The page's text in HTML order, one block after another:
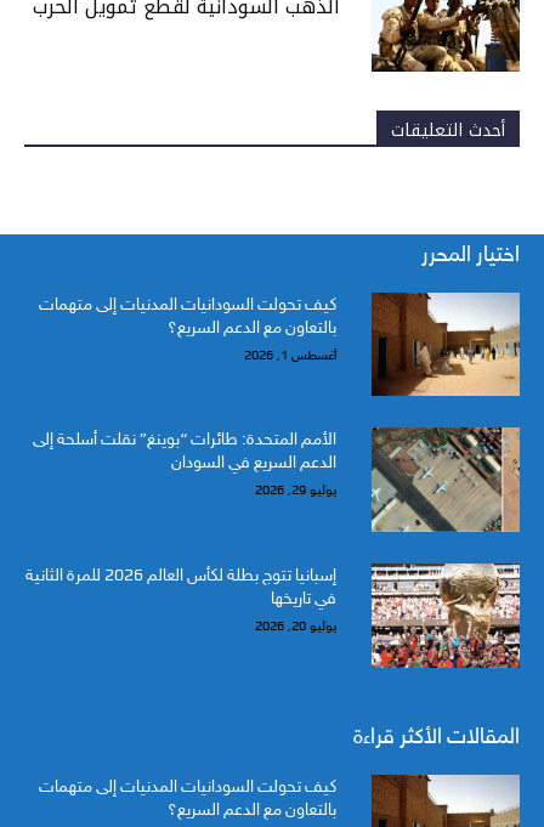
أحدث التعليقات
اختيار المحرر
كيف تحولت السودانيات المدنيات إلى متهمات
بالتعاون مع الدعم السريع؟
أغسطس 1, 2026
الأمم المتحدة: طائرات “بوينغ” نقلت أسلحة إلى
الدعم السريع في السودان
يوليو 29, 2026
إسبانيا تتوج بطلة لكأس العالم 2026 للمرة الثانية
في تاريخها
يوليو 20, 2026
المقالات الأكثر قراءة
كيف تحولت السودانيات المدنيات إلى متهمات
بالتعاون مع الدعم السريع؟